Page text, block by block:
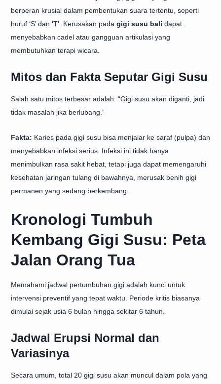
berperan krusial dalam pembentukan suara tertentu, seperti
huruf ‘S’ dan ‘T’. Kerusakan pada gigi susu bali dapat
menyebabkan cadel atau gangguan artikulasi yang
membutuhkan terapi wicara.
Mitos dan Fakta Seputar Gigi Susu
Salah satu mitos terbesar adalah: “Gigi susu akan diganti, jadi
tidak masalah jika berlubang.”
Fakta: Karies pada gigi susu bisa menjalar ke saraf (pulpa) dan
menyebabkan infeksi serius. Infeksi ini tidak hanya
menimbulkan rasa sakit hebat, tetapi juga dapat memengaruhi
kesehatan jaringan tulang di bawahnya, merusak benih gigi
permanen yang sedang berkembang.
Kronologi Tumbuh
Kembang Gigi Susu: Peta
Jalan Orang Tua
Memahami jadwal pertumbuhan gigi adalah kunci untuk
intervensi preventif yang tepat waktu. Periode kritis biasanya
dimulai sejak usia 6 bulan hingga sekitar 6 tahun.
Jadwal Erupsi Normal dan
Variasinya
Secara umum, total 20 gigi susu akan muncul dalam pola yang